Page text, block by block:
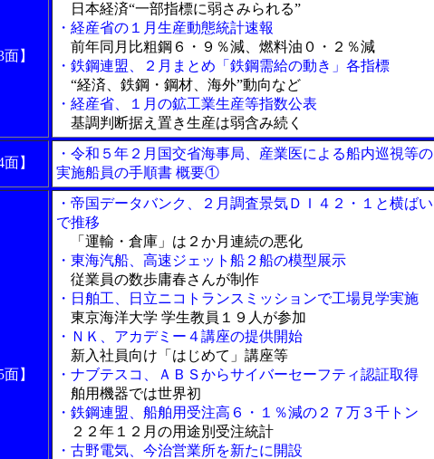
】
日本経済“一部指標に弱さみられる”
・経産省の１月生産動態統計速報
前年同月比粗鋼６・９％減、燃料油０・２％減
・鉄鋼連盟、２月まとめ「鉄鋼需給の動き」各指標
“経済、鉄鋼・鋼材、海外”動向など
・経産省、１月の鉱工業生産等指数公表
基調判断据え置き生産は弱含み続く
】
・令和５年２月国交省海事局、産業医による船内巡視等の
実施船員の手順書 概要①
】
・帝国データバンク、２月調査景気ＤＩ４２・１と横ばい
で推移
「運輸・倉庫」は２か月連続の悪化
・東海汽船、高速ジェット船２船の模型展示
従業員の数歩庸春さんが制作
・日舶工、日立ニコトランスミッションで工場見学実施
東京海洋大学 学生教員１９人が参加
・ＮＫ、アカデミー４講座の提供開始
新入社員向け「はじめて」講座等
・ナブテスコ、ＡＢＳからサイバーセーフティ認証取得
舶用機器では世界初
・鉄鋼連盟、船舶用受注高６・１％減の２７万３千トン
２２年１２月の用途別受注統計
・古野電気、今治営業所を新たに開設